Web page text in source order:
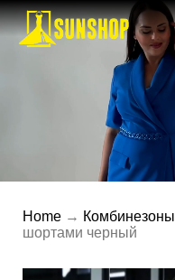
Home → Комбинезоны
шортами черный